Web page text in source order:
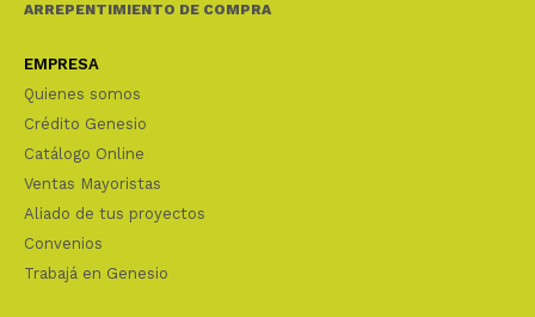
ARREPENTIMIENTO DE COMPRA
EMPRESA
Quienes somos
Crédito Genesio
Catálogo Online
Ventas Mayoristas
Aliado de tus proyectos
Convenios
Trabajá en Genesio